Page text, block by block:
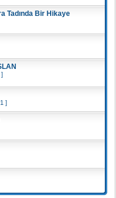
Tadında Bir Hikaye
]